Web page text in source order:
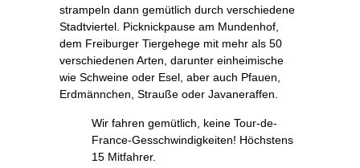
strampeln dann gemütlich durch verschiedene
Stadtviertel. Picknickpause am Mundenhof,
dem Freiburger Tiergehege mit mehr als 50
verschiedenen Arten, darunter einheimische
wie Schweine oder Esel, aber auch Pfauen,
Erdmännchen, Strauße oder Javaneraffen.
Wir fahren gemütlich, keine Tour-de-
France-Gesschwindigkeiten! Höchstens
15 Mitfahrer.